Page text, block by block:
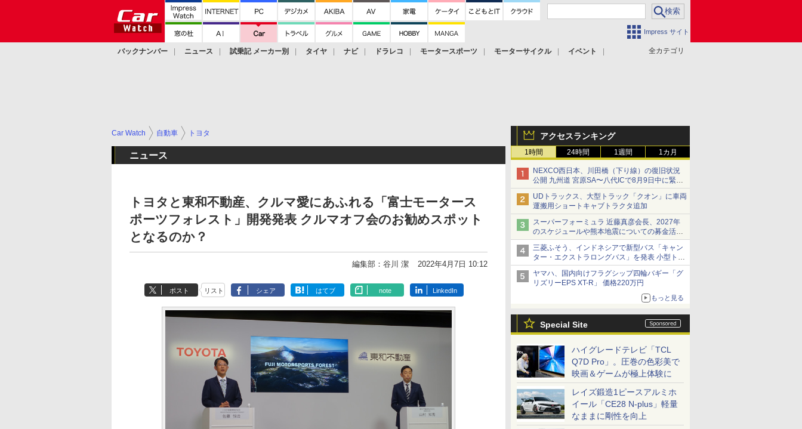
Impress サイト
全カテゴリ
バックナンバー ニュース 試乗記 メーカー別 タイヤ ナビ ドラレコ モータースポーツ モーターサイクル
イベント
アクセスランキング
1時間 24時間 1週間 1カ月
NEXCO西日本、川田橋（下り線）の復旧状況
公開 九州道 宮原SA〜八代ICで8月9日中に緊急
車両を通行可能に
UDトラックス、大型トラック「クオン」に車両
運搬用ショートキャブトラクタ追加
スーパーフォーミュラ 近藤真彦会長、2027年
のスケジュールや熊本地震についての募金活動
を紹介
三菱ふそう、インドネシアで新型バス「キャン
ター・エクストラロングバス」を発表 小型トラ
ックベースの観光・旅客輸送向けバス
ヤマハ、国内向けフラグシップ四輪バギー「グ
リズリーEPS XT-R」 価格220万円
もっと見る
Special Site
ハイグレードテレビ「TCL
Q7D Pro」。圧巻の色彩美で
映画＆ゲームが極上体験に
レイズ鍛造1ピースアルミホ
イール「CE28 N-plus」軽量
なままに剛性を向上
Car Watch 自動車 トヨタ
ニュース
トヨタと東和不動産、クルマ愛にあふれる「富士モータース
ポーツフォレスト」開発発表 クルマオフ会のお勧めスポット
となるのか？
編集部：谷川 潔 2022年4月7日 10:12
ポスト リスト シェア はてブ note LinkedIn